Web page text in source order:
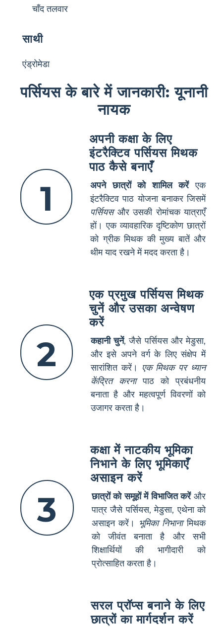
चाँद तलवार
साथी
एंड्रोमेडा
पर्सियस के बारे में जानकारी: यूनानी
नायक
1
अपनी कक्षा के लिए
इंटरैक्टिव पर्सियस मिथक
पाठ कैसे बनाएँ
अपने छात्रों को शामिल करेंएक
इंटरैक्टिव पाठ योजना बनाकर जिसमें
पर्सियसऔर उसकी रोमांचक यात्राएँ
हों। एक व्यावहारिक दृष्टिकोण छात्रों
को ग्रीक मिथक की मुख्य बातें और
थीम याद रखने में मदद करता है।
2
एक प्रमुख पर्सियस मिथक
चुनें और उसका अन्वेषण
करें
कहानी चुनें, जैसे पर्सियस और मेडुसा,
और इसे अपने वर्ग के लिए संक्षेप में
सारांशित करें। एक मिथक पर ध्यान
केंद्रित करनापाठ को प्रबंधनीय
बनाता है और महत्वपूर्ण विवरणों को
उजागर करता है।
3
कक्षा में नाटकीय भूमिका
निभाने के लिए भूमिकाएँ
असाइन करें
छात्रों को समूहों में विभाजित करेंऔर
पात्र जैसे पर्सियस, मेडुसा, एथेना को
असाइन करें। भूमिका निभानामिथक
को जीवंत बनाता है और सभी
शिक्षार्थियों की भागीदारी को
प्रोत्साहित करता है।
सरल प्रॉप्स बनाने के लिए
छात्रों का मार्गदर्शन करें